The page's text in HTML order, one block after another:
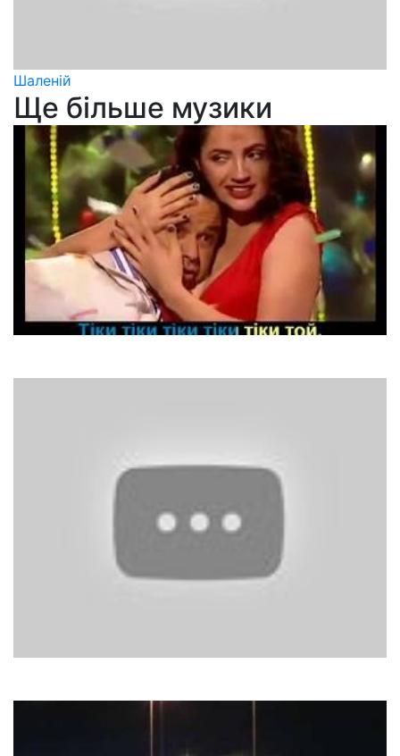
Шаленій
Ще більше музики